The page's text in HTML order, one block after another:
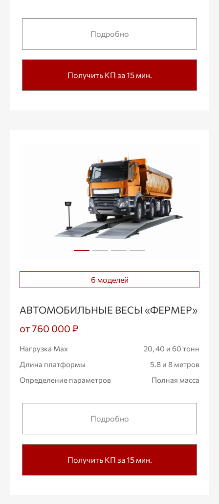
Подробно
Получить КП за 15 мин.
6 моделей
АВТОМОБИЛЬНЫЕ ВЕСЫ «ФЕРМЕР»
от 760 000 ₽
Нагрузка Max
20, 40 и 60 тонн
Длина платформы
5.8 и 8 метров
Определение параметров
Полная масса
Подробно
Получить КП за 15 мин.